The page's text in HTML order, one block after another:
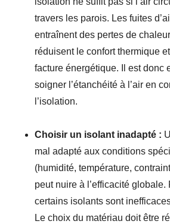
travers les parois. Les fuites
entraînent des pertes de
réduisent le confort thermique
facture énergétique. Il est donc
soigner l’étanchéité à l’air en
l’isolation.
Choisir un isolant inadapté :
mal adapté aux conditions
(humidité, température,
peut nuire à l’efficacité globale.
certains isolants sont
Le choix du matériau doit être